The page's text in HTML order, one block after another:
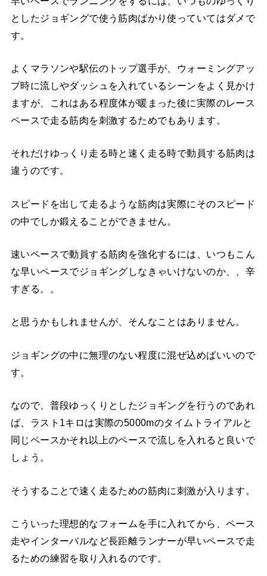
としたジョギングで使う筋肉ばかり使っていてはダメで
す。
よくマラソンや駅伝のトップ選手が、ウォーミングアッ
プ時に流しやダッシュを入れているシーンをよく見かけ
ますが、これはある程度体が暖まった後に実際のレース
ペースで走る筋肉を刺激するためでもあります。
それだけゆっくり走る時と速く走る時で動員する筋肉は
違うのです。
スピードを出して走るような筋肉は実際にそのスピード
の中でしか鍛えることができません。
速いペースで動員する筋肉を強化するには、いつもこん
な早いペースでジョギングしなきゃいけないのか、、辛
すぎる。。
と思うかもしれませんが、そんなことはありません。
ジョギングの中に無理のない程度に混ぜ込めばいいので
す。
なので、普段ゆっくりとしたジョギングを行うのであれ
ば、ラスト1キロは実際の5000mのタイムトライアルと
同じペースかそれ以上のペースで流しを入れると良いで
しょう。
そうすることで速く走るための筋肉に刺激が入ります。
こういった理想的なフォームを手に入れてから、ペース
走やインターバルなど長距離ランナーが早いペースで走
るための練習を取り入れるのです。